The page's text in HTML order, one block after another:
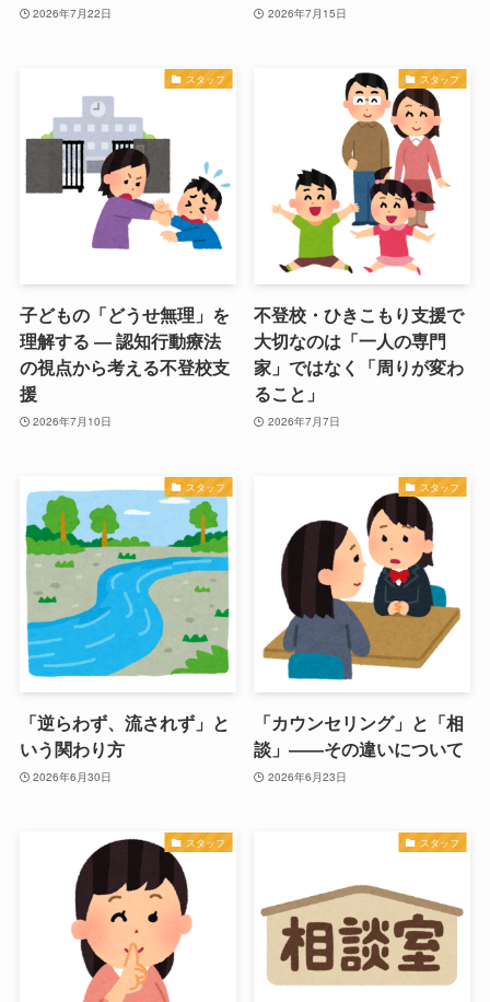
2026年7月22日 2026年7月15日
スタッフ
子どもの「どうせ無理」を
理解する ― 認知行動療法
の視点から考える不登校支
援
2026年7月10日
スタッフ
不登校・ひきこもり支援で
大切なのは「一人の専門
家」ではなく「周りが変わ
ること」
2026年7月7日
スタッフ
「逆らわず、流されず」と
いう関わり方
2026年6月30日
スタッフ
「カウンセリング」と「相
談」――その違いについて
2026年6月23日
スタッフ スタッフ